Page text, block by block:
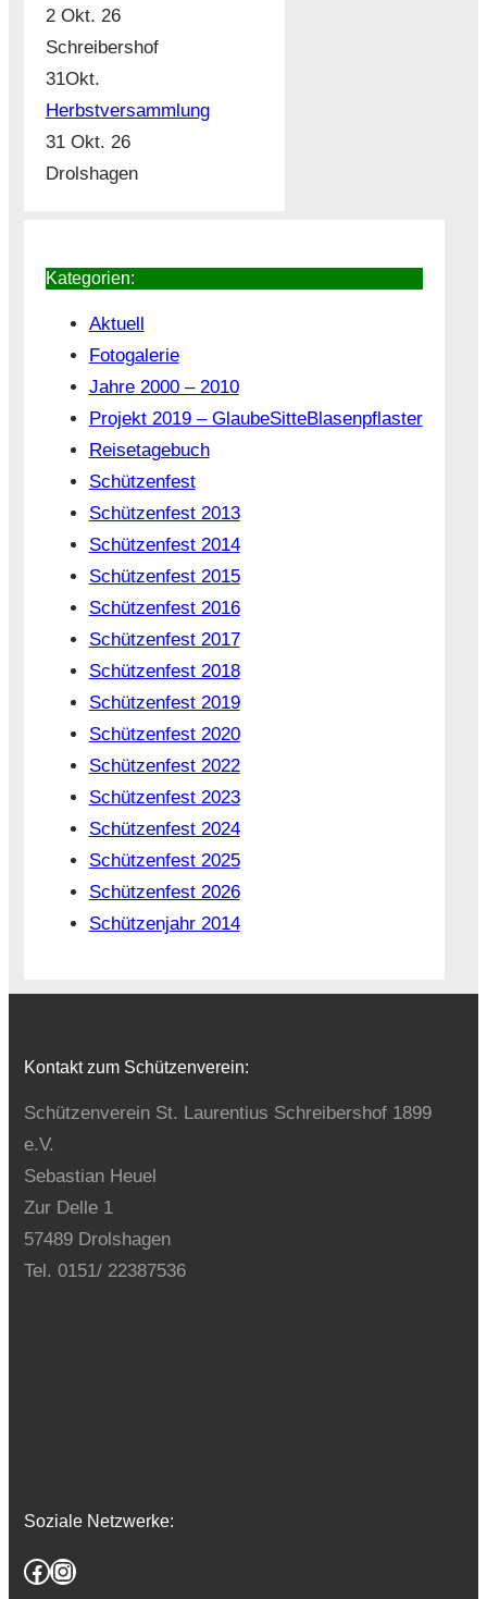
2 Okt. 26
Schreibershof
31Okt.
Herbstversammlung
31 Okt. 26
Drolshagen
Kategorien:
Aktuell
Fotogalerie
Jahre 2000 – 2010
Projekt 2019 – GlaubeSitteBlasenpflaster
Reisetagebuch
Schützenfest
Schützenfest 2013
Schützenfest 2014
Schützenfest 2015
Schützenfest 2016
Schützenfest 2017
Schützenfest 2018
Schützenfest 2019
Schützenfest 2020
Schützenfest 2022
Schützenfest 2023
Schützenfest 2024
Schützenfest 2025
Schützenfest 2026
Schützenjahr 2014
Kontakt zum Schützenverein:
Schützenverein St. Laurentius Schreibershof 1899
e.V.
Sebastian Heuel
Zur Delle 1
57489 Drolshagen
Tel. 0151/ 22387536
Soziale Netzwerke:
Facebook Instagram